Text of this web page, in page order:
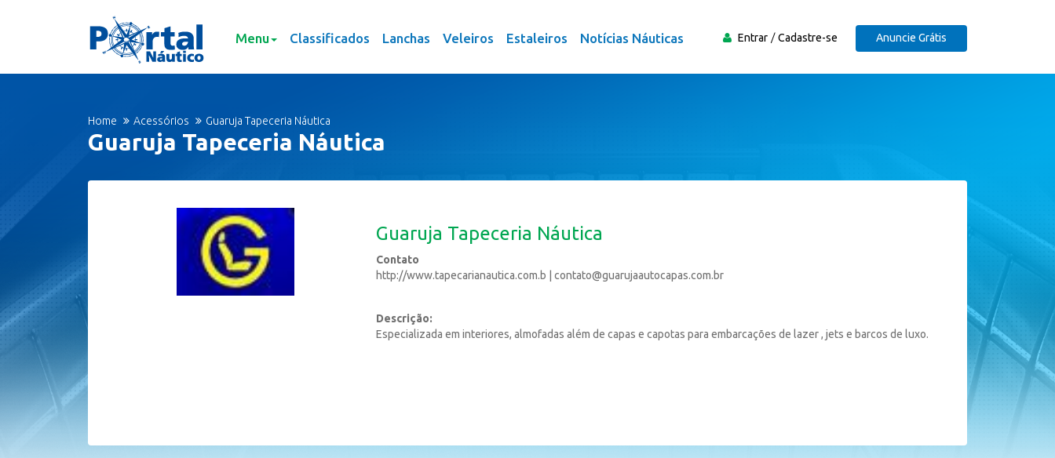
Menu Classificados Lanchas Veleiros Estaleiros Notícias Náuticas Entrar Cadastre-se Anuncie Grátis
Home Acessórios Guaruja Tapeceria Náutica
Guaruja Tapeceria Náutica
Guaruja Tapeceria Náutica
Contato
http://www.tapecarianautica.com.b
contato@guarujaautocapas.com.br
Descrição:
Especializada em interiores, almofadas além de capas e capotas para embarcações de lazer , jets e barcos de luxo.